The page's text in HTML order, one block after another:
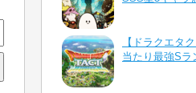
【ドラクエタ
当たり最強Sラ